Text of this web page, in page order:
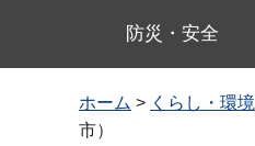
防災・安全
ホーム > くらし・環境
市）